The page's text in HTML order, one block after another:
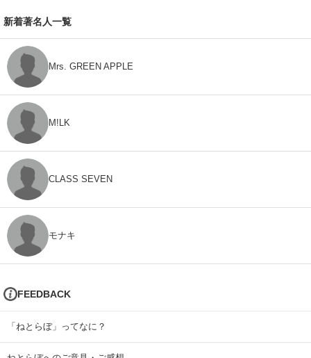
新着著名人一覧
Mrs. GREEN APPLE
M!LK
CLASS SEVEN
モナキ
FEEDBACK
「ねとらぼ」ってなに？